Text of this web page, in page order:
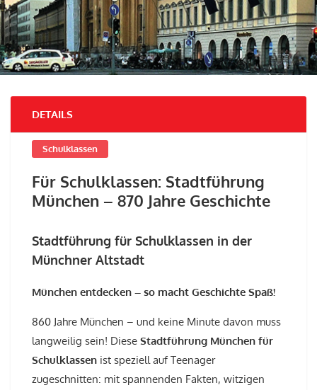
DETAILS
Schulklassen
Für Schulklassen: Stadtführung
München – 870 Jahre Geschichte
Stadtführung für Schulklassen in der
Münchner Altstadt
München entdecken – so macht Geschichte Spaß!
860 Jahre München – und keine Minute davon muss
langweilig sein! Diese Stadtführung München für
Schulklassen ist speziell auf Teenager
zugeschnitten: mit spannenden Fakten, witzigen